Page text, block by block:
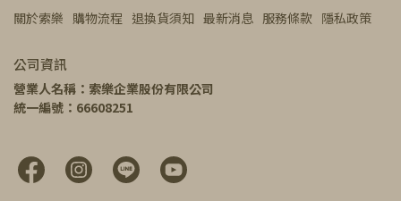
關於索樂 購物流程 退換貨須知 最新消息 服務條款 隱私政策
公司資訊
營業人名稱：索樂企業股份有限公司
統一編號：66608251